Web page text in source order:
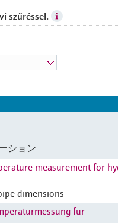
szűréssel.
ション
measurement for
dimensions
für